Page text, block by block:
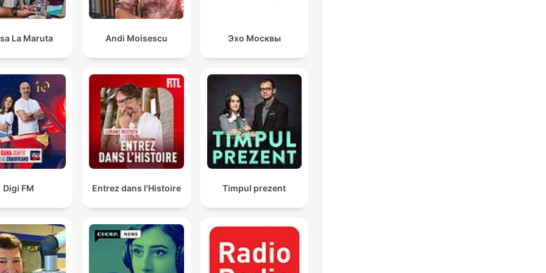
La Maruta Andi Moisescu Эхо Москвы
Digi FM Entrez dans l'Histoire Timpul prezent